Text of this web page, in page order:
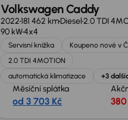
Volkswagen Caddy
2022181 462 kmDiesel2.0 TDI
90 kW4x4
Servisní knížka
Koupeno nové v
2.0 TDI 4MOTION
automatická klimatizace
+3
Měsíční splátka
od 3 703 Kč
Možnost odpočtu DPH